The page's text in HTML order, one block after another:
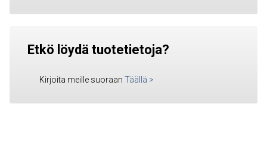
Etkö löydä tuotetietoja?
Kirjoita meille suoraan Täällä >